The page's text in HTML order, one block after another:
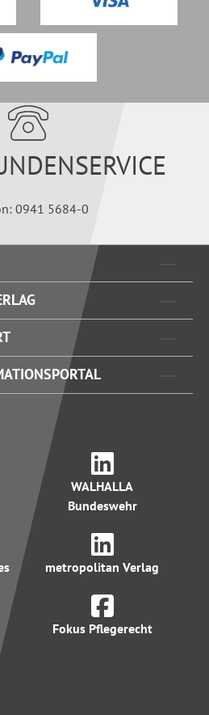
0941 5684-0
WALHALLA
Bundeswehr
metropolitan Verlag
Fokus Pflegerecht